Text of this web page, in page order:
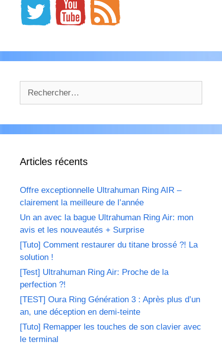
Articles récents
Offre exceptionnelle Ultrahuman Ring AIR –
clairement la meilleure de l’année
Un an avec la bague Ultrahuman Ring Air: mon
avis et les nouveautés + Surprise
[Tuto] Comment restaurer du titane brossé ?! La
solution !
[Test] Ultrahuman Ring Air: Proche de la
perfection ?!
[TEST] Oura Ring Génération 3 : Après plus d’un
an, une déception en demi-teinte
[Tuto] Remapper les touches de son clavier avec
le terminal